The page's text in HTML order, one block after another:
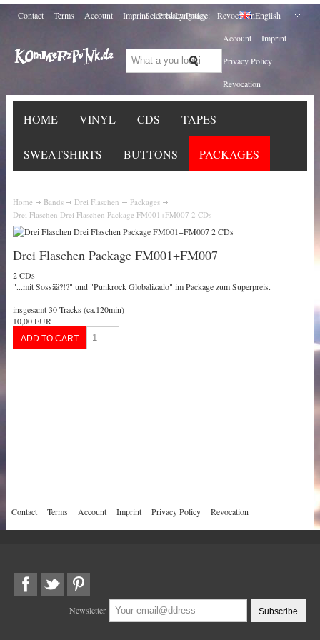
Contact Terms Account Imprint Privacy Policy Revocation
Selected Language:
English
Account
Imprint
Privacy Policy
Revocation
HOME VINYL CDS TAPES
SWEATSHIRTS BUTTONS PACKAGES
Home Bands Drei Flaschen
Packages
Drei Flaschen Drei Flaschen Package FM001+FM007 2 CDs
Drei Flaschen Package FM001+FM007
2 CDs
"...mit Sossää?!?" und "Punkrock Globalizado" im Package zum Superpreis.
insgesamt 30 Tracks (ca.120min)
10,00 EUR
Contact Terms Account Imprint Privacy Policy Revocation
Newsletter